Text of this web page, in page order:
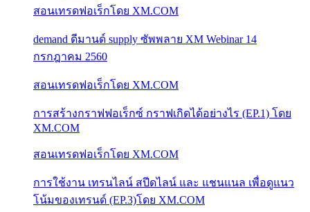
สอนเทรดฟอเร็กโดย XM.COM
demand ดีมานด์ supply ซัพพลาย XM Webinar 14
กรกฎาคม 2560
สอนเทรดฟอเร็กโดย XM.COM
การสร้างกราฟฟอเร็กซ์ กราฟเกิดได้อย่างไร (EP.1) โดย
XM.COM
สอนเทรดฟอเร็กโดย XM.COM
การใช้งาน เทรนไลน์ สปีดไลน์ และ แชนแนล เพื่อดูแนว
โน้มของเทรนด์ (EP.3)โดย XM.COM